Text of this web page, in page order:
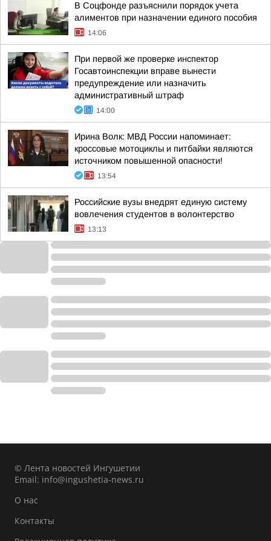
В Соцфонде разъяснили порядок учета
алиментов при назначении единого пособия
14:06
При первой же проверке инспектор
Госавтоинспекции вправе вынести
предупреждение или назначить
административный штраф
14:00
Ирина Волк: МВД России напоминает:
кроссовые мотоциклы и питбайки являются
источником повышенной опасности!
13:54
Российские вузы внедрят единую систему
вовлечения студентов в волонтерство
13:13
© Лента новостей Ингушетии
Email: info@ingushetia-news.ru
О нас
Контакты